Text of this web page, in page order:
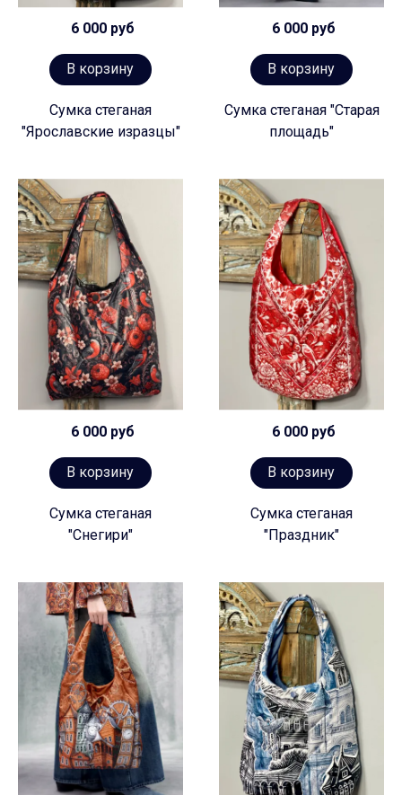
6 000 руб
В корзину
Сумка стеганая
"Ярославские изразцы"
6 000 руб
В корзину
Сумка стеганая "Старая
площадь"
6 000 руб
В корзину
Сумка стеганая
"Снегири"
6 000 руб
В корзину
Сумка стеганая
"Праздник"